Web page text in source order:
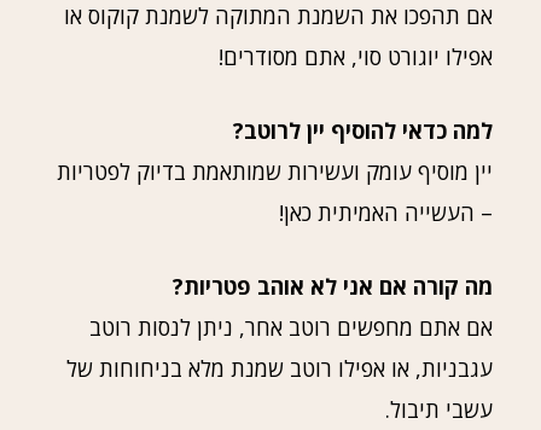
אם תהפכו את השמנת המתוקה לשמנת קוקוס או
אפילו יוגורט סוי, אתם מסודרים!
למה כדאי להוסיף יין לרוטב?
יין מוסיף עומק ועשירות שמותאמת בדיוק לפטריות
– העשייה האמיתית כאן!
מה קורה אם אני לא אוהב פטריות?
אם אתם מחפשים רוטב אחר, ניתן לנסות רוטב
עגבניות, או אפילו רוטב שמנת מלא בניחוחות של
עשבי תיבול.